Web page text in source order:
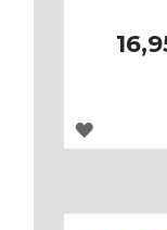
AGREGAR